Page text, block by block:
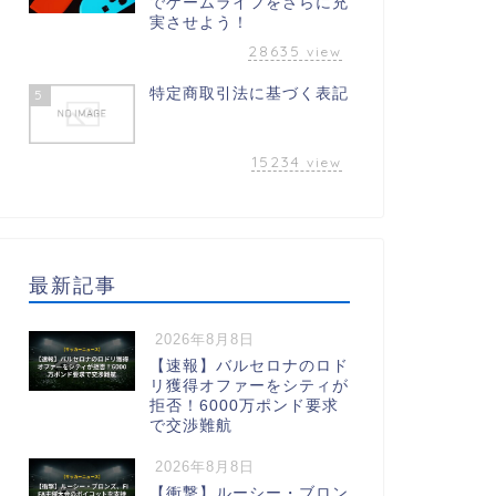
実させよう！
28635 view
5 特定商取引法に基づく表記
15234 view
最新記事
2026年8月8日
【速報】バルセロナのロド
リ獲得オファーをシティが
拒否！6000万ポンド要求
で交渉難航
2026年8月8日